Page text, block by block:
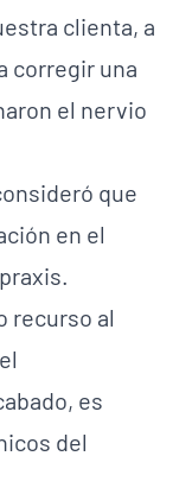
clienta, a
corregir una
el nervio
que
en el
recurso al
es
del